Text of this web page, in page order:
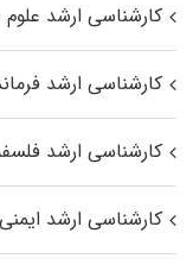
کارشناسی ارشد
کارشناسی ارشد
کارشناسی ارشد
کارشناسی ارشد